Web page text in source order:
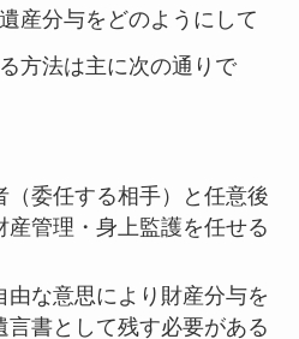
産分与をどのようにして
方法は主に次の通りで
（委任する相手）と任意後
産管理・身上監護を任せる
な意思により財産分与を
書として残す必要がある